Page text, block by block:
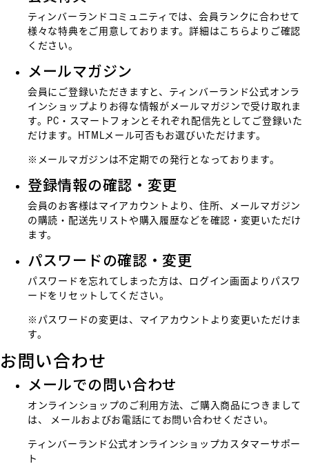
ティンバーランドコミュニティでは、会員ランクに合わせて
様々な特典をご用意しております。詳細はこちらよりご確認
ください。
メールマガジン
会員にご登録いただきますと、ティンバーランド公式オンラ
インショップよりお得な情報がメールマガジンで受け取れま
す。PC・スマートフォンとそれぞれ配信先としてご登録いた
だけます。HTMLメール可否もお選びいただけます。
※メールマガジンは不定期での発行となっております。
登録情報の確認・変更
会員のお客様はマイアカウントより、住所、メールマガジン
の購読・配送先リストや購入履歴などを確認・変更いただけ
ます。
パスワードの確認・変更
パスワードを忘れてしまった方は、 ログイン画面よりパスワ
ードをリセットしてください。
※パスワードの変更は、マイアカウントより変更いただけま
す。
お問い合わせ
メールでの問い合わせ
オンラインショップのご利用方法、ご購入商品につきまして
は、 メールおよびお電話にてお問い合わせください。
ティンバーランド公式オンラインショップカスタマーサポー
ト